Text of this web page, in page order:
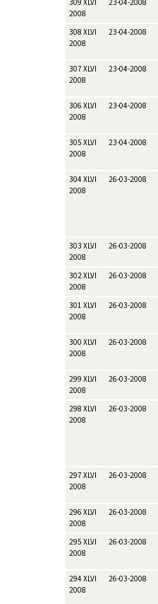
309 XLVI
2008
23-04-2008
308 XLVI
2008
23-04-2008
307 XLVI
2008
23-04-2008
306 XLVI
2008
23-04-2008
305 XLVI
2008
23-04-2008
304 XLVI
2008
26-03-2008
303 XLVI
2008
26-03-2008
302 XLVI
2008
26-03-2008
301 XLVI
2008
26-03-2008
300 XLVI
2008
26-03-2008
299 XLVI
2008
26-03-2008
298 XLVI
2008
26-03-2008
297 XLVI
2008
26-03-2008
296 XLVI
2008
26-03-2008
295 XLVI
2008
26-03-2008
294 XLVI
2008
26-03-2008